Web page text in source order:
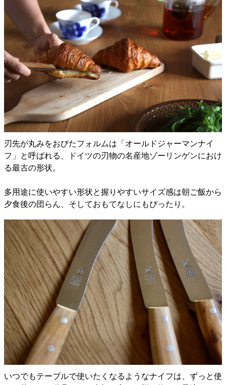
刃先が丸みをおびたフォルムは「オールドジャーマンナイ
フ」と呼ばれる、ドイツの刃物の名産地ゾーリンゲンにおけ
る最古の形状。
多用途に使いやすい形状と握りやすいサイズ感は朝ご飯から
夕食後の団らん、そしておもてなしにもぴったり。
いつでもテーブルで使いたくなるようなナイフは、ずっと使